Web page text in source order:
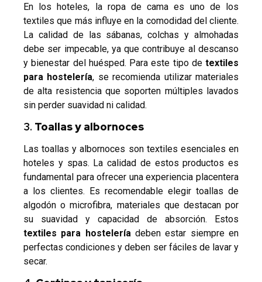
En los hoteles, la ropa de cama es uno de los
textiles que más influye en la comodidad del cliente.
La calidad de las sábanas, colchas y almohadas
debe ser impecable, ya que contribuye al descanso
y bienestar del huésped. Para este tipo de textiles
para hostelería, se recomienda utilizar materiales
de alta resistencia que soporten múltiples lavados
sin perder suavidad ni calidad.
3. Toallas y albornoces
Las toallas y albornoces son textiles esenciales en
hoteles y spas. La calidad de estos productos es
fundamental para ofrecer una experiencia placentera
a los clientes. Es recomendable elegir toallas de
algodón o microfibra, materiales que destacan por
su suavidad y capacidad de absorción. Estos
textiles para hosteleríadeben estar siempre en
perfectas condiciones y deben ser fáciles de lavar y
secar.